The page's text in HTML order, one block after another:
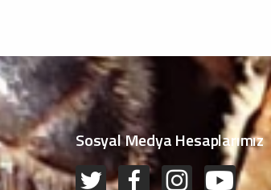
Sosyal Medya Hesaplarımız